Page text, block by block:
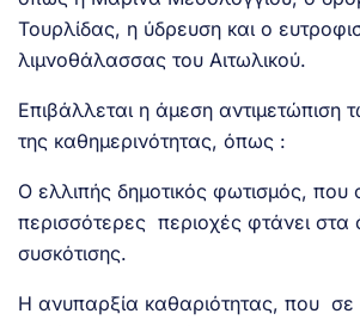
Τουρλίδας, η ύδρευση και ο
λιμνοθάλασσας του Αιτωλικού.
Επιβάλλεται η άμεση
της καθημερινότητας, όπως :
Ο ελλιπής δημοτικός φωτισμός, που
περισσότερες περιοχές φτάνει στα
συσκότισης.
Η ανυπαρξία καθαριότητας, που